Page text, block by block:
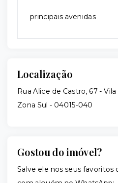
principais avenidas
Localização
Rua Alice de Castro, 67 -
Zona Sul - 04015-040
Gostou do imóvel?
Salve ele nos seus